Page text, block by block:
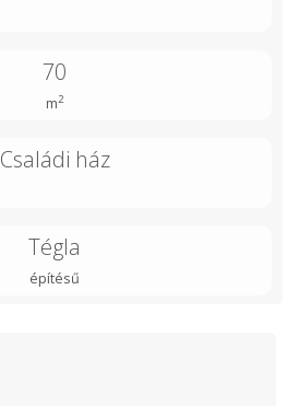
70
m2
Családi ház
Tégla
építésű